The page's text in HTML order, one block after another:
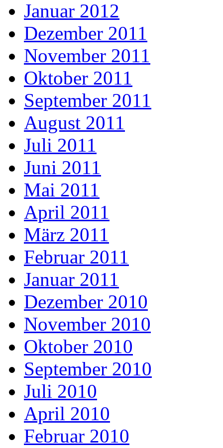
Januar 2012
Dezember 2011
November 2011
Oktober 2011
September 2011
August 2011
Juli 2011
Juni 2011
Mai 2011
April 2011
März 2011
Februar 2011
Januar 2011
Dezember 2010
November 2010
Oktober 2010
September 2010
Juli 2010
April 2010
Februar 2010